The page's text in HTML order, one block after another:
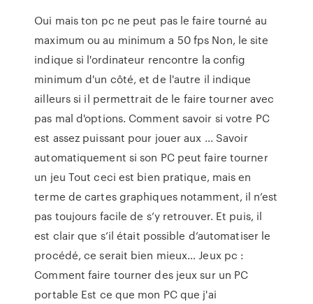
Oui mais ton pc ne peut pas le faire tourné au
maximum ou au minimum a 50 fps Non, le site
indique si l'ordinateur rencontre la config
minimum d'un côté, et de l'autre il indique
ailleurs si il permettrait de le faire tourner avec
pas mal d'options. Comment savoir si votre PC
est assez puissant pour jouer aux ... Savoir
automatiquement si son PC peut faire tourner
un jeu Tout ceci est bien pratique, mais en
terme de cartes graphiques notamment, il n’est
pas toujours facile de s’y retrouver. Et puis, il
est clair que s’il était possible d’automatiser le
procédé, ce serait bien mieux… Jeux pc :
Comment faire tourner des jeux sur un PC
portable Est ce que mon PC que j'ai